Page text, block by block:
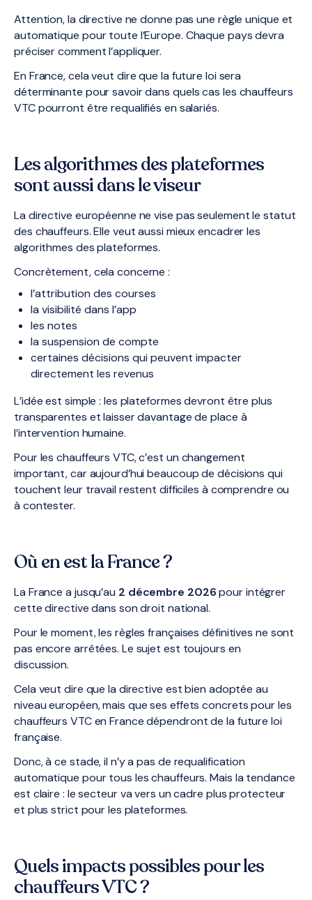
Attention, la directive ne donne pas une règle unique et
automatique pour toute l’Europe. Chaque pays devra
préciser comment l’appliquer.
En France, cela veut dire que la future loi sera
déterminante pour savoir dans quels cas les chauffeurs
VTC pourront être requalifiés en salariés.
Les algorithmes des plateformes
sont aussi dans le viseur
La directive européenne ne vise pas seulement le statut
des chauffeurs. Elle veut aussi mieux encadrer les
algorithmes des plateformes.
Concrètement, cela concerne :
l’attribution des courses
la visibilité dans l’app
les notes
la suspension de compte
certaines décisions qui peuvent impacter
directement les revenus
L’idée est simple : les plateformes devront être plus
transparentes et laisser davantage de place à
l’intervention humaine.
Pour les chauffeurs VTC, c’est un changement
important, car aujourd’hui beaucoup de décisions qui
touchent leur travail restent difficiles à comprendre ou
à contester.
Où en est la France ?
La France a jusqu’au 2 décembre 2026pour intégrer
cette directive dans son droit national.
Pour le moment, les règles françaises définitives ne sont
pas encore arrêtées. Le sujet est toujours en
discussion.
Cela veut dire que la directive est bien adoptée au
niveau européen, mais que ses effets concrets pour les
chauffeurs VTC en France dépendront de la future loi
française.
Donc, à ce stade, il n’y a pas de requalification
automatique pour tous les chauffeurs. Mais la tendance
est claire : le secteur va vers un cadre plus protecteur
et plus strict pour les plateformes.
Quels impacts possibles pour les
chauffeurs VTC ?